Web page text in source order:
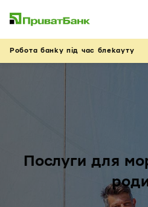
Робота банку під час блекауту
Послуги для